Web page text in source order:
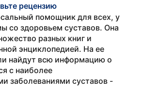
рецензию
помощник для всех, у
со здоровьем суставов. Она
разных книг и
энциклопедией. На ее
найдут всю информацию о
с наиболее
заболеваниями суставов -